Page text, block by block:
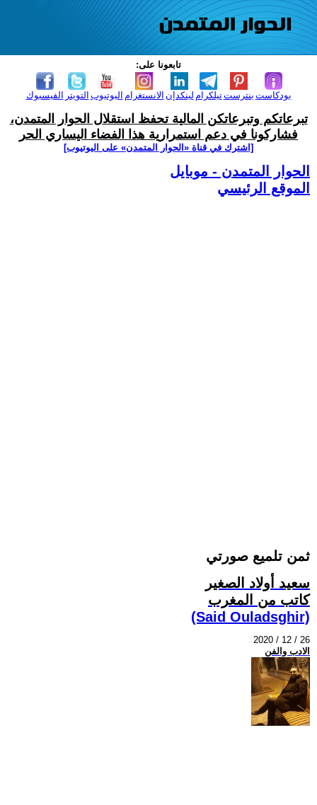
تابعونا على:
الفيسبوك التويتر اليوتيوب الانستغرام لينكدإن تيلكرامبنترست بودكاست
تبرعاتكم وتبرعاتكن المالية تحفظ استقلال الحوار المتمدن،
فشاركونا في دعم استمرارية هذا الفضاء اليساري الحر
[اشترك في قناة ‫«الحوار المتمدن» على اليوتيوب]
الحوار المتمدن - موبايل
الموقع الرئيسي
ثمن تلميع صورتي
سعيد أولاد الصغير
كاتب من المغرب
(Said Ouladsghir)
2020 / 12 / 26
الادب والفن